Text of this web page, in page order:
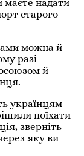
маєте надати
старого
можна й
разі
й
українцям
поїхати
зверніть
яку ви